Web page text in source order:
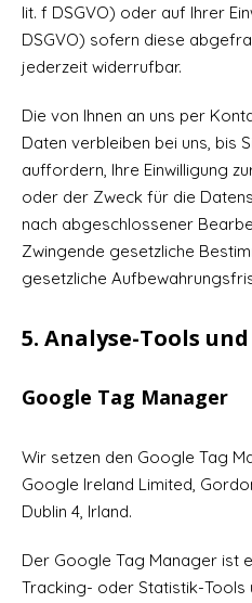
lit. f DSGVO) oder auf Ihrer
DSGVO) sofern diese
jederzeit widerrufbar.
Die von Ihnen an uns per
Daten verbleiben bei uns, bis
auffordern, Ihre Einwilligung
oder der Zweck für die
nach abgeschlossener
Zwingende gesetzliche
gesetzliche
5. Analyse-Tools
Google Tag Manager
Wir setzen den Google Tag
Google Ireland Limited,
Dublin 4, Irland.
Der Google Tag Manager ist
Tracking- oder Statistik-Tools